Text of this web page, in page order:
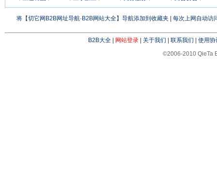
将【切它网B2B网址导航·B2B网站大全】导航添加到收藏夹 每次上网自动访
B2B大全| 网站登录| 关于我们 联系我们
使用协
©2006-2010 QieTa